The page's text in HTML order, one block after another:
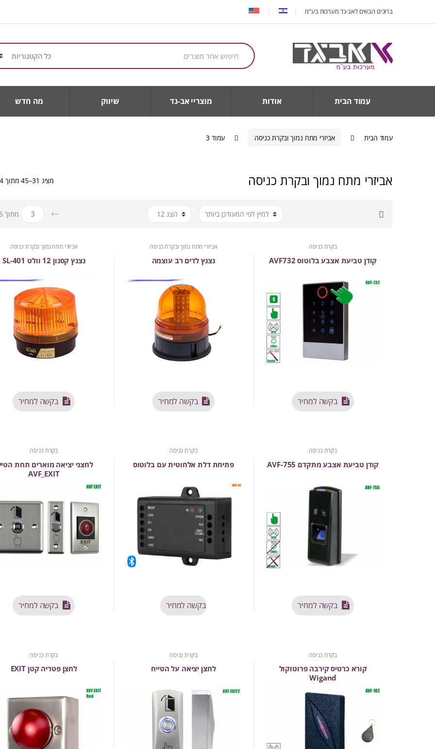
ברוכים הבאים לאב-גד מערכות בע”מ
חיפוש
עבור:
עמוד הבית אודות מוצריי אב-גד שיווק מה חדש
עמוד הבית אביזרי מתח נמוך ובקרת כניסה עמוד 3
אביזרי מתח נמוך ובקרת כניסה מציג 31–45 מתוך 64 תוצאות
← מתוך 5
בקרת כניסה
קודן טביעת אצבע בלוטוס AVF732
בקשה למחיר
אביזרי מתח נמוך ובקרת כניסה
נצנץ לדים רב עוצמה
בקשה למחיר
אביזרי מתח נמוך ובקרת כניסה
נצנץ קסנון 12 וולט SL-401
בקשה למחיר
בקרת כניסה
קודן טביעת אצבע מתקדם AVF-755
בקשה למחיר
בקרת כניסה
פתיחת דלת אלחוטית עם בלוטוס
בקשה למחיר
בקרת כניסה
לחצני יציאה מוארים תחת
AVF_EXIT
בקשה למחיר
בקרת כניסה
קורא כרטיס קירבה פרוטוקול
Wigand
בקרת כניסה
לחצן יציאה על הטייח
בקרת כניסה
לחצן פטריה קטן EXIT